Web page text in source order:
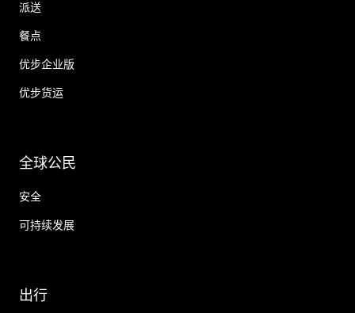
派送
餐点
优步企业版
优步货运
全球公民
安全
可持续发展
出行